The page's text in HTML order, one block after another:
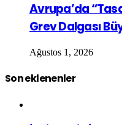
Avrupa’da
Grev Dalgası
Ağustos 1, 2026
Son eklenenler